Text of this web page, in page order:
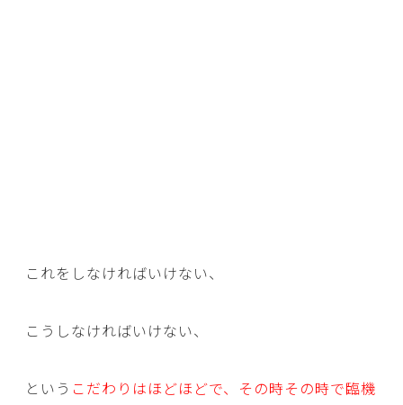
これをしなければいけない、
こうしなければいけない、
という こだわりはほどほどで、その時その時で臨機